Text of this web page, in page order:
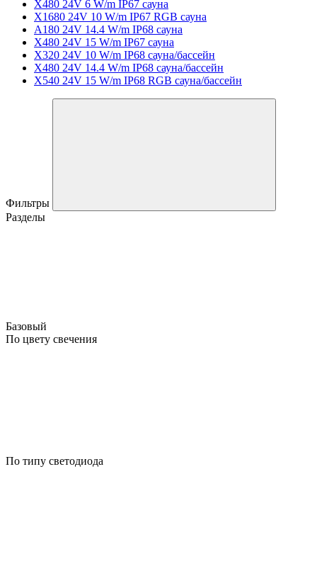
X480 24V 6 W/m IP67 сауна
X1680 24V 10 W/m IP67 RGB сауна
A180 24V 14.4 W/m IP68 сауна
X480 24V 15 W/m IP67 сауна
X320 24V 10 W/m IP68 сауна/бассейн
X480 24V 14.4 W/m IP68 сауна/бассейн
X540 24V 15 W/m IP68 RGB сауна/бассейн
Фильтры
Разделы
Базовый
По цвету свечения
По типу светодиода